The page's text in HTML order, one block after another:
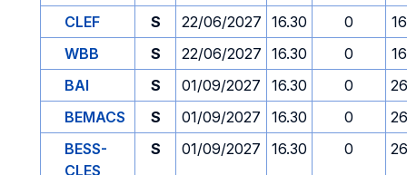
CLEF
S 22/06/2027 16.30 0
WBB
S 22/06/2027 16.30 0
BAI
S 01/09/2027 16.30 0
BEMACS
S 01/09/2027 16.30 0
BESS-
CLES
S 01/09/2027 16.30 0